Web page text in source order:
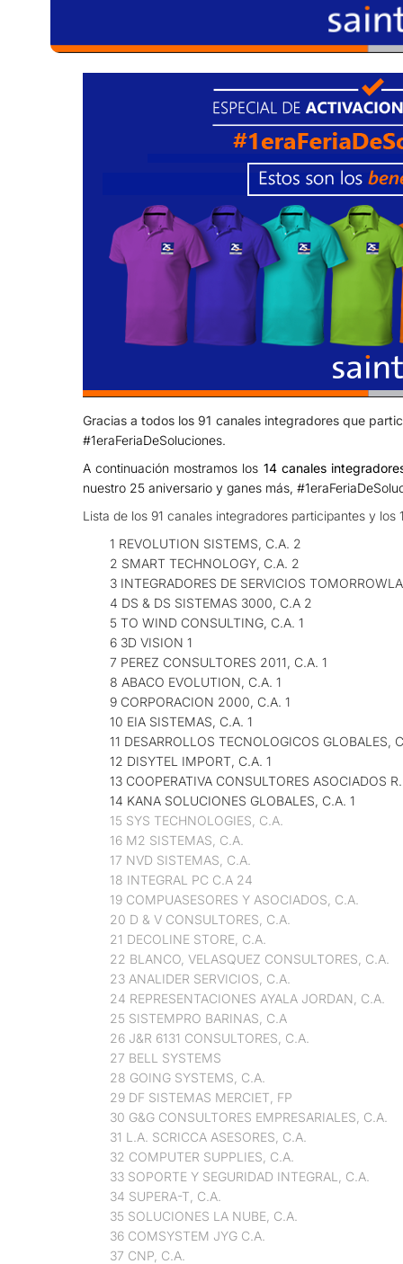
Gracias a todos los 91 canales integradores que
#1eraFeriaDeSoluciones.
A continuación mostramos los 14 canales
nuestro 25 aniversario y ganes más,
Lista de los 91 canales integradores participantes y los
1 REVOLUTION SISTEMS, C.A. 2
2 SMART TECHNOLOGY, C.A. 2
3 INTEGRADORES DE SERVICIOS
4 DS & DS SISTEMAS 3000, C.A 2
5 TO WIND CONSULTING, C.A. 1
6 3D VISION 1
7 PEREZ CONSULTORES 2011, C.A. 1
8 ABACO EVOLUTION, C.A. 1
9 CORPORACION 2000, C.A. 1
10 EIA SISTEMAS, C.A. 1
11 DESARROLLOS TECNOLOGICOS GLOBALES,
12 DISYTEL IMPORT, C.A. 1
13 COOPERATIVA CONSULTORES ASOCIADOS
14 KANA SOLUCIONES GLOBALES, C.A. 1
15 SYS TECHNOLOGIES, C.A.
16 M2 SISTEMAS, C.A.
17 NVD SISTEMAS, C.A.
18 INTEGRAL PC C.A 24
19 COMPUASESORES Y ASOCIADOS, C.A.
20 D & V CONSULTORES, C.A.
21 DECOLINE STORE, C.A.
22 BLANCO, VELASQUEZ CONSULTORES, C.A.
23 ANALIDER SERVICIOS, C.A.
24 REPRESENTACIONES AYALA JORDAN, C.A.
25 SISTEMPRO BARINAS, C.A
26 J&R 6131 CONSULTORES, C.A.
27 BELL SYSTEMS
28 GOING SYSTEMS, C.A.
29 DF SISTEMAS MERCIET, FP
30 G&G CONSULTORES EMPRESARIALES, C.A.
31 L.A. SCRICCA ASESORES, C.A.
32 COMPUTER SUPPLIES, C.A.
33 SOPORTE Y SEGURIDAD INTEGRAL, C.A.
34 SUPERA-T, C.A.
35 SOLUCIONES LA NUBE, C.A.
36 COMSYSTEM JYG C.A.
37 CNP, C.A.